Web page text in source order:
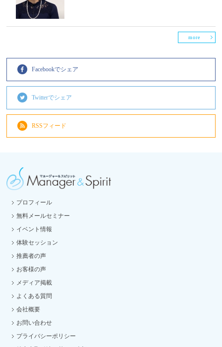
more
Facebookでシェア
Twitterでシェア
RSSフィード
プロフィール
無料メールセミナー
イベント情報
体験セッション
推薦者の声
お客様の声
メディア掲載
よくある質問
会社概要
お問い合わせ
プライバシーポリシー